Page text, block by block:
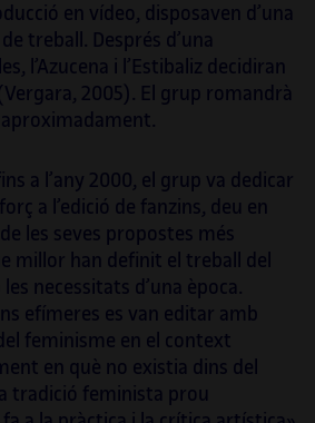
en vídeo, disposaven d’una
treball. Després d’una
l’Azucena i l’Estibaliz decidiran
2005). El grup romandrà
a l’any 2000, el grup va dedicar
a l’edició de fanzins, deu en
les seves propostes més
millor han definit el treball del
necessitats d’una època.
efímeres es van editar amb
feminisme en el context
en què no existia dins del
tradició feminista prou